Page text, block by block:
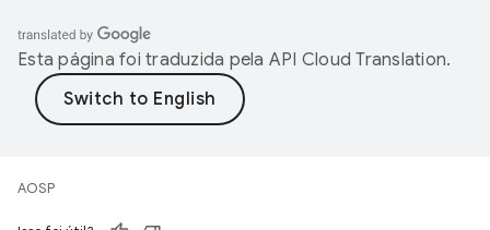
Esta página foi traduzida pela API Cloud Translation.
AOSP